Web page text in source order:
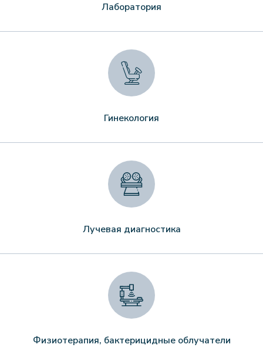
Лаборатория
Гинекология
Лучевая диагностика
Физиотерапия, бактерицидные облучатели